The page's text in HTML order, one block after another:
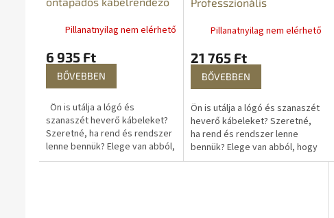
Pillanatnyilag nem elérhető
6 935 Ft
BŐVEBBEN
Ön is utálja a lógó és
szanaszét heverő kábeleket?
Szeretné, ha rend és rendszer
lenne bennük? Elege van abból,
hogy a kábelek folyton a
Y
E
S
– 50 db
Pillanatnyilag nem elérhető
21 765 Ft
BŐVEBBEN
Ön is utálja a lógó és szanaszét
heverő kábeleket? Szeretné,
ha rend és rendszer lenne
bennük? Elege van abból, hogy
a kábelek folyton a padlóra